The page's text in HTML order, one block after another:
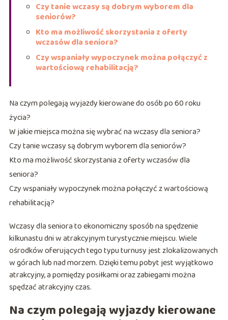
Czy tanie wczasy są dobrym wyborem dla
seniorów?
Kto ma możliwość skorzystania z oferty
wczasów dla seniora?
Czy wspaniały wypoczynek można połączyć z
wartościową rehabilitacją?
Na czym polegają wyjazdy kierowane do osób po 60 roku
życia?
W jakie miejsca można się wybrać na wczasy dla seniora?
Czy tanie wczasy są dobrym wyborem dla seniorów?
Kto ma możliwość skorzystania z oferty wczasów dla
seniora?
Czy wspaniały wypoczynek można połączyć z wartościową
rehabilitacją?
Wczasy dla seniora to ekonomiczny sposób na spędzenie
kilkunastu dni w atrakcyjnym turystycznie miejscu. Wiele
ośrodków oferujących tego typu turnusy jest zlokalizowanych
w górach lub nad morzem. Dzięki temu pobyt jest wyjątkowo
atrakcyjny, a pomiędzy posiłkami oraz zabiegami można
spędzać atrakcyjny czas.
Na czym polegają wyjazdy kierowane